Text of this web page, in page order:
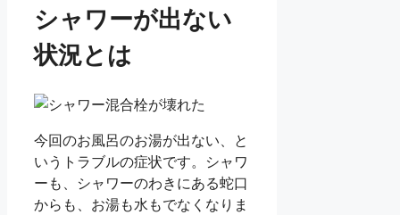
シャワーが出ない
状況とは
今回のお風呂のお湯が出ない、と
いうトラブルの症状です。シャワ
ーも、シャワーのわきにある蛇口
からも、お湯も水もでなくなりま